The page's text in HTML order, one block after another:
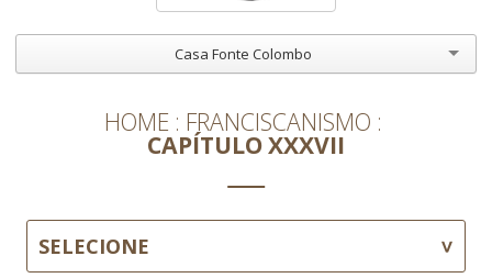
Casa Fonte Colombo
HOME FRANCISCANISMO
CAPÍTULO XXXVII
SELECIONE